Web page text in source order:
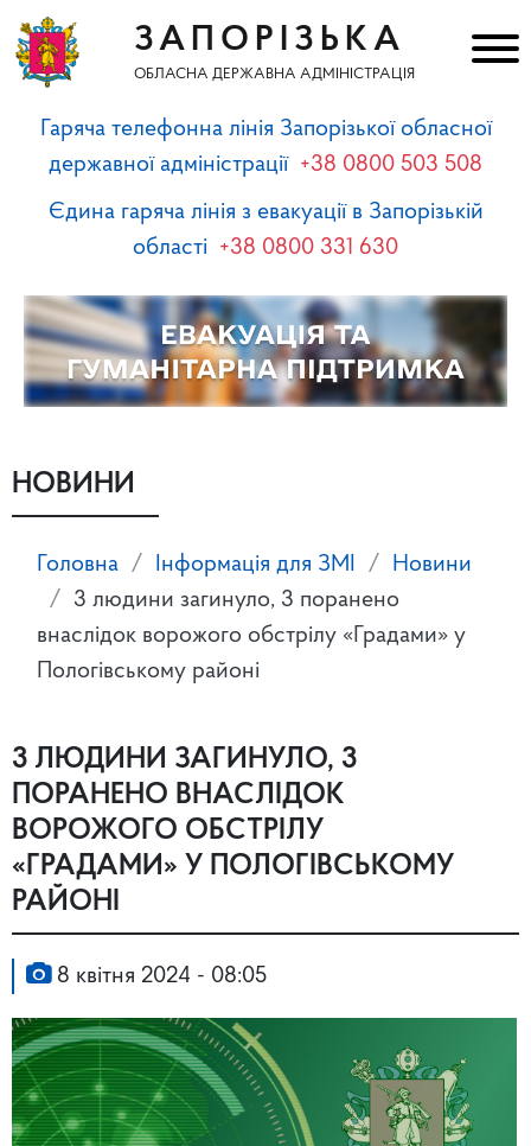
ЗАПОРІЗЬКА
ОБЛАСНА ДЕРЖАВНА АДМІНІСТРАЦІЯ
Гаряча телефонна лінія Запорізької обласної
державної адміністрації +38 0800 503 508
Єдина гаряча лінія з евакуації в Запорізькій
області +38 0800 331 630
НОВИНИ
Головна Інформація для ЗМІ
Новини
3 людини загинуло, 3 поранено
внаслідок ворожого обстрілу «Градами» у
Пологівському районі
3 ЛЮДИНИ ЗАГИНУЛО, 3
ПОРАНЕНО ВНАСЛІДОК
ВОРОЖОГО ОБСТРІЛУ
«ГРАДАМИ» У ПОЛОГІВСЬКОМУ
РАЙОНІ
8 квітня 2024 - 08:05